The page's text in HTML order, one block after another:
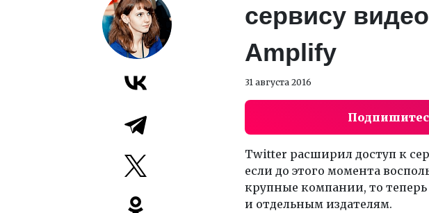
сервису
Amplify
31 августа 2016
Twitter расширил доступ к
если до этого момента
крупные компании, то
и отдельным издателям.